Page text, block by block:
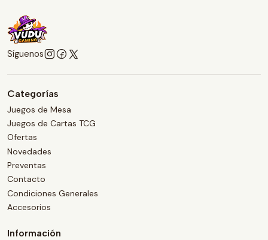
Síguenos
Categorías
Juegos de Mesa
Juegos de Cartas TCG
Ofertas
Novedades
Preventas
Contacto
Condiciones Generales
Accesorios
Información